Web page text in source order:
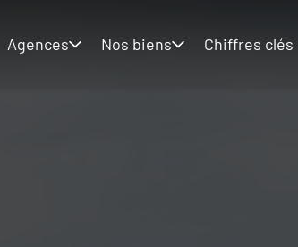
Agences Nos biens Chiffres clés